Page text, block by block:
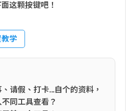
这颗按键吧！
学
请假、打卡…自个的资料，
同工具查看？